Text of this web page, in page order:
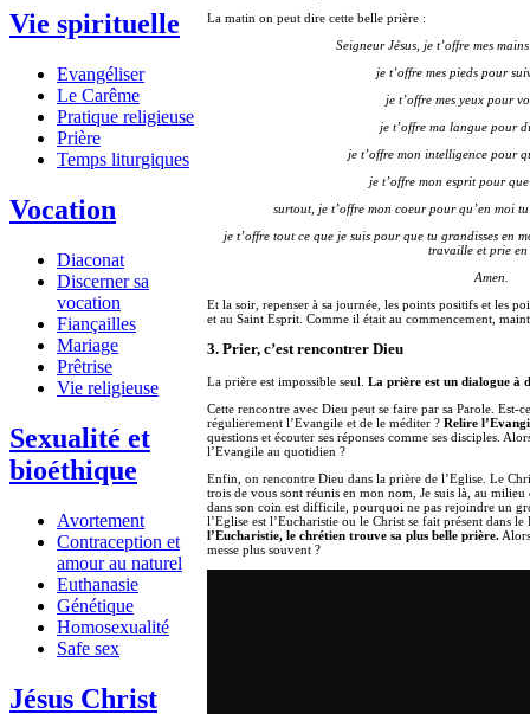
Vie spirituelle
Evangéliser
Le Carême
Pratique religieuse
Prière
Temps liturgiques
Vocation
Diaconat
Discerner sa
vocation
Fiançailles
Mariage
Prêtrise
Vie religieuse
Sexualité et
bioéthique
Avortement
Contraception et
amour au naturel
Euthanasie
Génétique
Homosexualité
Safe sex
Jésus Christ
La matin on peut dire cette belle prière :
Seigneur Jésus, je t’offre mes
je t’offre mes pieds pour
je t’offre mes yeux pour
je t’offre ma langue pour
je t’offre mon intelligence pour
je t’offre mon esprit pour
surtout, je t’offre mon coeur pour qu’en moi
je t’offre tout ce que je suis pour que tu grandisses en
travaille et prie en
Amen.
Et la soir, repenser à sa journée, les points positifs et les
et au Saint Esprit. Comme il était au commencement,
3. Prier, c’est rencontrer Dieu
La prière est impossible seul. La prière est un dialogue à
Cette rencontre avec Dieu peut se faire par sa Parole. Est-
régulierement l’Evangile et de le méditer ? Relire
questions et écouter ses réponses comme ses disciples.
l’Evangile au quotidien ?
Enfin, on rencontre Dieu dans la prière de l’Eglise. Le
trois de vous sont réunis en mon nom, Je suis là, au
dans son coin est difficile, pourquoi ne pas rejoindre un
l’Eglise est l’Eucharistie ou le Christ se fait présent dans
l’Eucharistie, le chrétien trouve sa plus belle prière.
messe plus souvent ?